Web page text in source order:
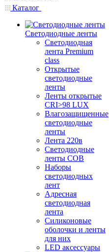
Каталог
Светодиодные ленты
Светодиодная
лента Premium
class
Открытые
светодиодные
ленты
Ленты открытые
CRI>98 LUX
Влагозащищенные
светодиодные
ленты
Лента 220в
Светодиодные
ленты COB
Наборы
светодиодных
лент
Адресная
светодиодная
лента
Силиконовые
оболочки и ленты
для них
LED аксессуары